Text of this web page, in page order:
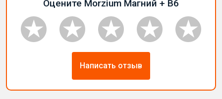
Оцените Morzium Магний + B6
Написать отзыв